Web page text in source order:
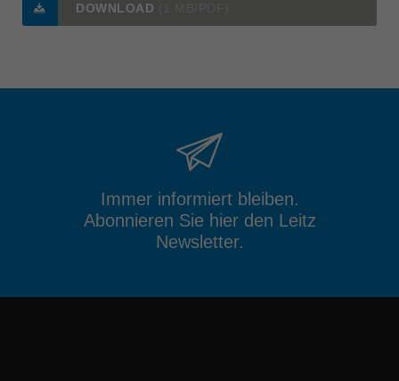
DOWNLOAD
Immer informiert bleiben.
Abonnieren Sie hier den Leitz
Newsletter.